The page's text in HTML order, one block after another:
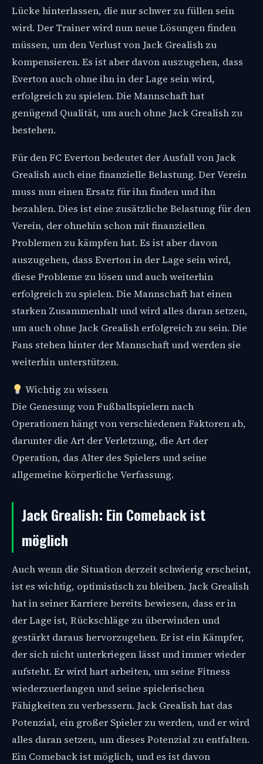
Lücke hinterlassen, die nur schwer zu füllen sein
wird. Der Trainer wird nun neue Lösungen finden
müssen, um den Verlust von Jack Grealish zu
kompensieren. Es ist aber davon auszugehen, dass
Everton auch ohne ihn in der Lage sein wird,
erfolgreich zu spielen. Die Mannschaft hat
genügend Qualität, um auch ohne Jack Grealish zu
bestehen.
Für den FC Everton bedeutet der Ausfall von Jack
Grealish auch eine finanzielle Belastung. Der Verein
muss nun einen Ersatz für ihn finden und ihn
bezahlen. Dies ist eine zusätzliche Belastung für den
Verein, der ohnehin schon mit finanziellen
Problemen zu kämpfen hat. Es ist aber davon
auszugehen, dass Everton in der Lage sein wird,
diese Probleme zu lösen und auch weiterhin
erfolgreich zu spielen. Die Mannschaft hat einen
starken Zusammenhalt und wird alles daran setzen,
um auch ohne Jack Grealish erfolgreich zu sein. Die
Fans stehen hinter der Mannschaft und werden sie
weiterhin unterstützen.
Wichtig zu wissen
Die Genesung von Fußballspielern nach
Operationen hängt von verschiedenen Faktoren ab,
darunter die Art der Verletzung, die Art der
Operation, das Alter des Spielers und seine
allgemeine körperliche Verfassung.
Jack Grealish: Ein Comeback ist
möglich
Auch wenn die Situation derzeit schwierig erscheint,
ist es wichtig, optimistisch zu bleiben. Jack Grealish
hat in seiner Karriere bereits bewiesen, dass er in
der Lage ist, Rückschläge zu überwinden und
gestärkt daraus hervorzugehen. Er ist ein Kämpfer,
der sich nicht unterkriegen lässt und immer wieder
aufsteht. Er wird hart arbeiten, um seine Fitness
wiederzuerlangen und seine spielerischen
Fähigkeiten zu verbessern. Jack Grealish hat das
Potenzial, ein großer Spieler zu werden, und er wird
alles daran setzen, um dieses Potenzial zu entfalten.
Ein Comeback ist möglich, und es ist davon